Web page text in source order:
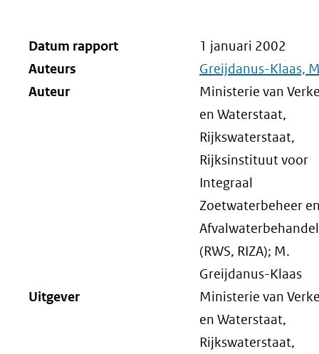
Datum rapport
1 januari 2002
Auteurs
Greijdanus-Klaas,
Auteur
Ministerie van
en Waterstaat,
Rijkswaterstaat,
Rijksinstituut voor
Integraal
Zoetwaterbeheer
(RWS, RIZA); M.
Greijdanus-Klaas
Uitgever
Ministerie van
en Waterstaat,
Rijkswaterstaat,